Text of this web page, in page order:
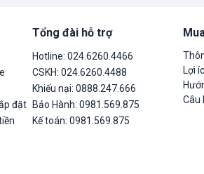
đặt
Tổng đài hỗ trợ
Hotline: 024.6260.4466
CSKH: 024.6260.4488
Khiếu nại: 0888.247.666
Bảo Hành: 0981.569.875
Kế toán: 0981.569.875
Lợi
Câu